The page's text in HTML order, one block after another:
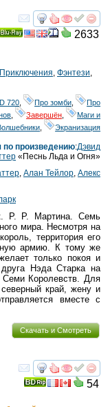
смотреть
2633
Приключения, Фэнтези,
720 Про зомби
Про
Завершён
Маги и
Экранизация
по произведению:Дэвид
«Песнь Льда и Огня»
, Алан Тейлор, Алекс
Р. Р. Мартина. Семь
мира. Несмотря на
территория его
армию. К тому же
только покоя и
друга Нэда Старка на
Семи Королевств. Для
край, жену и
вместе с
Скачать и Смотреть
смотреть
54